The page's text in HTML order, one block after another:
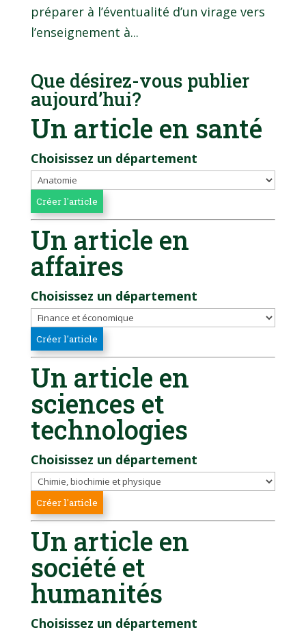
préparer à l’éventualité d’un virage vers
l’enseignement à...
Que désirez-vous publier
aujourd’hui?
Un article en santé
Choisissez un département
Un article en
affaires
Choisissez un département
Un article en
sciences et
technologies
Choisissez un département
Un article en
société et
humanités
Choisissez un département